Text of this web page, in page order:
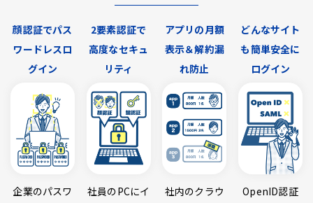
顔認証でパス
ワードレスロ
グイン
企業のパスワ
2要素認証で
高度なセキュ
リティ
社員のPCにイ
アプリの月額
表示＆解約漏
れ防止
社内のクラウ
どんなサイト
も簡単安全に
ログイン
OpenID認証